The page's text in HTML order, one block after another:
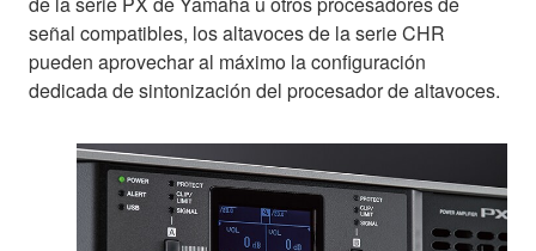
señal compatibles, los altavoces de la serie CHR
pueden aprovechar al máximo la configuración
dedicada de sintonización del procesador de altavoces.